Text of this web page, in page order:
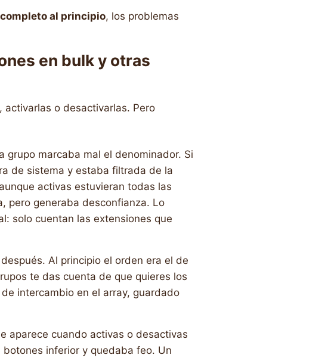
al principio, los problemas
en bulk y otras
activarlas o desactivarlas. Pero
grupo marcaba mal el denominador. Si
de sistema y estaba filtrada de la
activas estuvieran todas las
pero generaba desconfianza. Lo
solo cuentan las extensiones que
Al principio el orden era el de
te das cuenta de que quieres los
intercambio en el array, guardado
aparece cuando activas o desactivas
inferior y quedaba feo. Un